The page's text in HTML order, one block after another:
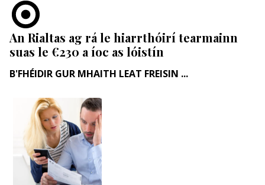
An Rialtas ag rá le hiarrthóirí tearmainn
suas le €230 a íoc as lóistín
B'FHÉIDIR GUR MHAITH LEAT FREISIN ...